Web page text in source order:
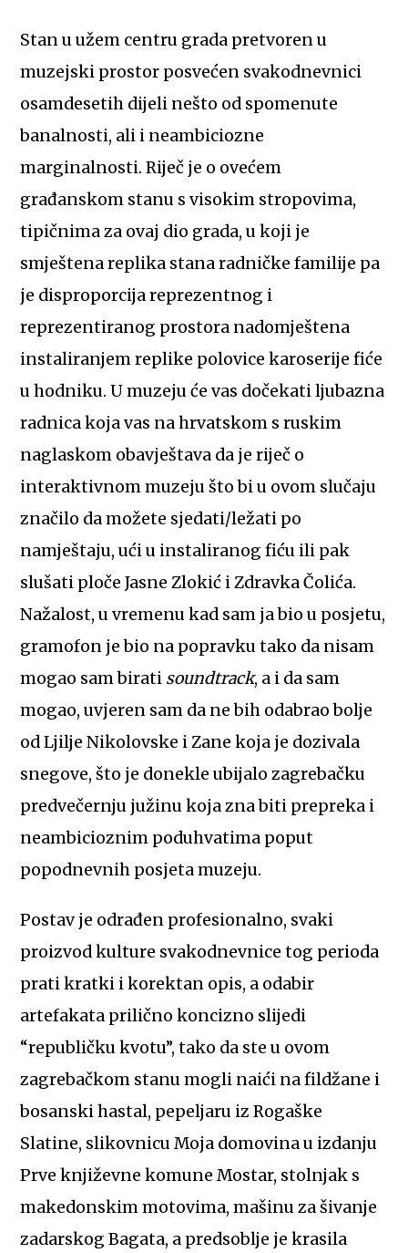
Stan u užem centru grada pretvoren u
muzejski prostor posvećen svakodnevnici
osamdesetih dijeli nešto od spomenute
banalnosti, ali i neambiciozne
marginalnosti. Riječ je o ovećem
građanskom stanu s visokim stropovima,
tipičnima za ovaj dio grada, u koji je
smještena replika stana radničke familije pa
je disproporcija reprezentnog i
reprezentiranog prostora nadomještena
instaliranjem replike polovice karoserije fiće
u hodniku. U muzeju će vas dočekati ljubazna
radnica koja vas na hrvatskom s ruskim
naglaskom obavještava da je riječ o
interaktivnom muzeju što bi u ovom slučaju
značilo da možete sjedati/ležati po
namještaju, ući u instaliranog fiću ili pak
slušati ploče Jasne Zlokić i Zdravka Čolića.
Nažalost, u vremenu kad sam ja bio u posjetu,
gramofon je bio na popravku tako da nisam
mogao sam birati soundtrack, a i da sam
mogao, uvjeren sam da ne bih odabrao bolje
od Ljilje Nikolovske i Zane koja je dozivala
snegove, što je donekle ubijalo zagrebačku
predvečernju južinu koja zna biti prepreka i
neambicioznim poduhvatima poput
popodnevnih posjeta muzeju.
Postav je odrađen profesionalno, svaki
proizvod kulture svakodnevnice tog perioda
prati kratki i korektan opis, a odabir
artefakata prilično koncizno slijedi
“republičku kvotu”, tako da ste u ovom
zagrebačkom stanu mogli naići na fildžane i
bosanski hastal, pepeljaru iz Rogaške
Slatine, slikovnicu Moja domovina u izdanju
Prve književne komune Mostar, stolnjak s
makedonskim motovima, mašinu za šivanje
zadarskog Bagata, a predsoblje je krasila